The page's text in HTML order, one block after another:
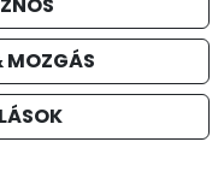
MOZGÁS